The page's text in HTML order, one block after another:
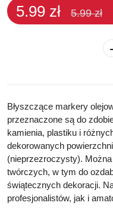
5.99 zł 5.99 zł
Błyszczące markery
przeznaczone są do
kamienia, plastiku i
dekorowanych
(nieprzezroczysty).
twórczych, w tym do
świątecznych dekoracji.
profesjonalistów, jak i